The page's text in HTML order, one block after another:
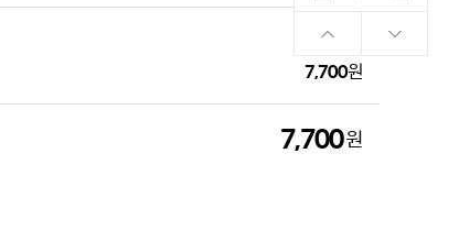
7,700원
7,700원